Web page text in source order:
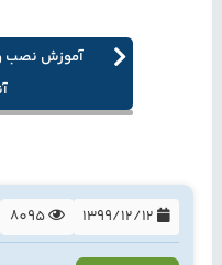
آموزش نصب و
8095